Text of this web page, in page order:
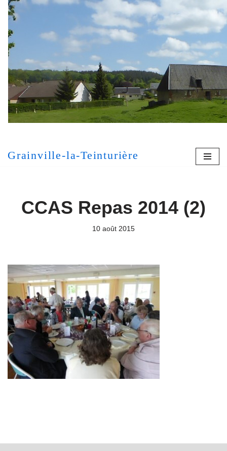
Aller
au
contenu
Grainville-la-Teinturière
CCAS Repas 2014 (2)
10 août 2015